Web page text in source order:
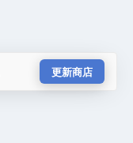
更新商店